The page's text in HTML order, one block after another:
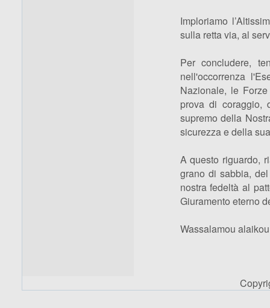
Imploriamo
sulla retta via, al
Per concludere,
nell'occorrenza
Nazionale, le
prova di coraggio,
supremo della
sicurezza e della
A questo riguardo,
grano di sabbia,
nostra fedeltà al
Giuramento eterno
Wassalamou